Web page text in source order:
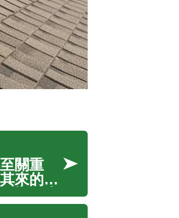
關重
來的停
期間生
越來越